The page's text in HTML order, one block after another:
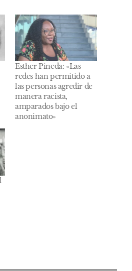
Esther Pineda: «Las
redes han permitido a
las personas agredir de
manera racista,
amparados bajo el
anonimato»